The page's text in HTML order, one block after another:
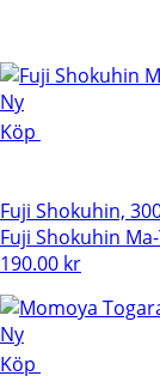
Ny
Köp
Fuji Shokuhin,
Fuji Shokuhin
190.00 kr
Ny
Köp